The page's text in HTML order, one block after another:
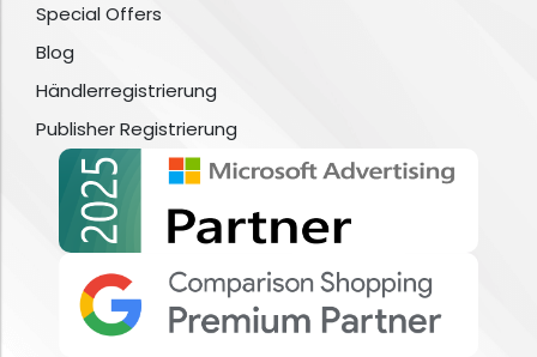
Special Offers
Blog
Händlerregistrierung
Publisher Registrierung